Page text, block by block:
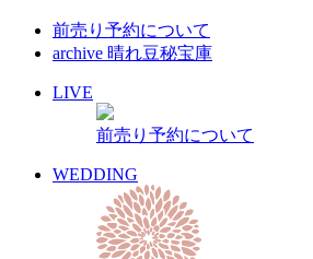
前売り予約について
archive 晴れ豆秘宝庫
LIVE
前売り予約について
WEDDING